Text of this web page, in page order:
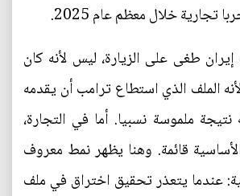
خلال معظم عام 2025.
طغى على الزيارة، ليس لأنه كان
الملف الذي استطاع ترامب أن يقدمه
نتيجة ملموسة نسبيا. أما في التجارة،
قائمة. وهنا يظهر نمط معروف
عندما يتعذر تحقيق اختراق في ملف